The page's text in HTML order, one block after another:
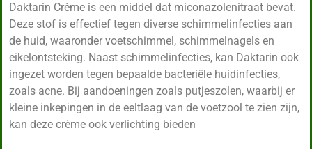
Daktarin Crème is een middel dat miconazolenitraat bevat.
Deze stof is effectief tegen diverse schimmelinfecties aan
de huid, waaronder voetschimmel, schimmelnagels en
eikelontsteking. Naast schimmelinfecties, kan Daktarin ook
ingezet worden tegen bepaalde bacteriële huidinfecties,
zoals acne. Bij aandoeningen zoals putjeszolen, waarbij er
kleine inkepingen in de eeltlaag van de voetzool te zien zijn,
kan deze crème ook verlichting bieden